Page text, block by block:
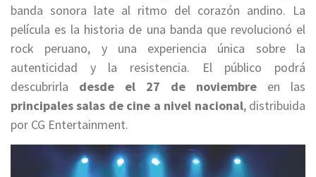
banda sonora late al ritmo del corazón andino. La
película es la historia de una banda que revolucionó el
rock peruano, y una experiencia única sobre la
autenticidad y la resistencia. El público podrá
descubrirla desde el 27 de noviembre en las
principales salas de cine a nivel nacional, distribuida
por CG Entertainment.